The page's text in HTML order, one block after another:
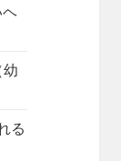
る